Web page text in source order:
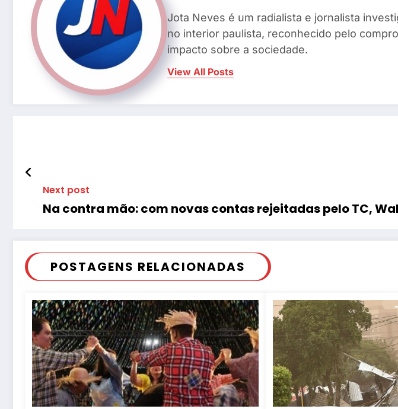
Jota Neves é um radialista e jornalista
no interior paulista, reconhecido pelo
impacto sobre a sociedade.
View All Posts
Next post
Na contra mão: com novas contas rejeitadas pelo TC,
POSTAGENS RELACIONADAS